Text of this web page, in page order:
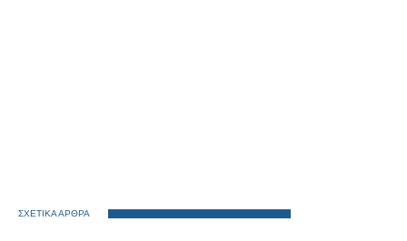
ΣΧΕΤΙΚΑ ΑΡΘΡΑ